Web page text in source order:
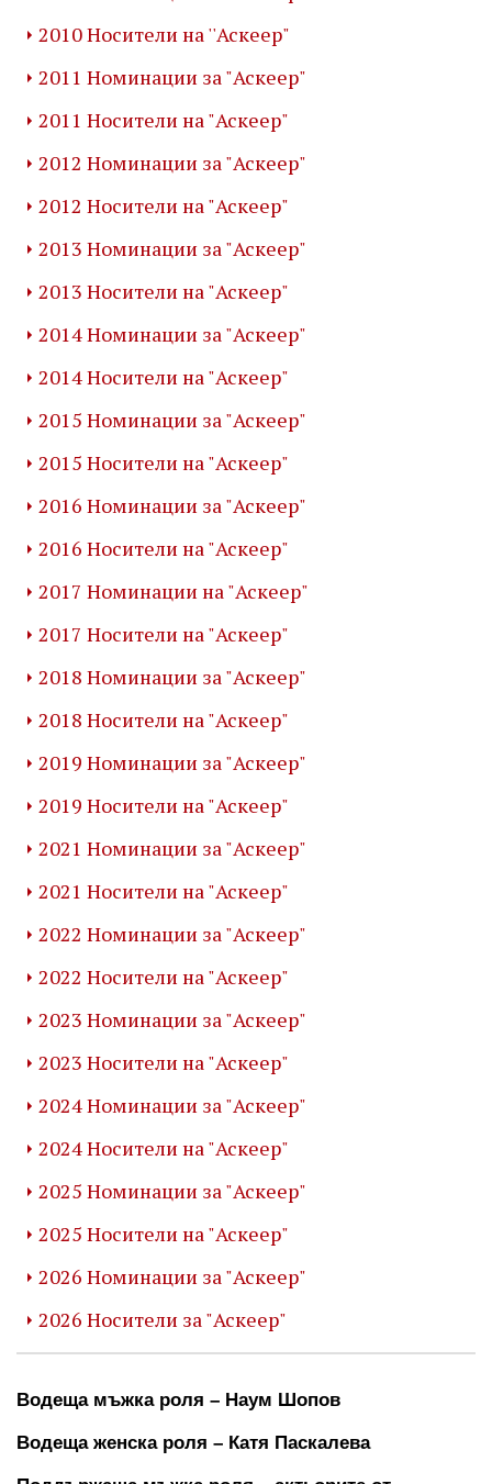
2010 Носители на ''Аскеер"
2011 Номинации за "Аскеер"
2011 Носители на "Аскеер"
2012 Номинации за "Аскеер"
2012 Носители на "Аскеер"
2013 Номинации за "Аскеер"
2013 Носители на "Аскеер"
2014 Номинации за "Аскеер"
2014 Носители на "Аскеер"
2015 Номинации за "Аскеер"
2015 Носители на "Аскеер"
2016 Номинации за "Аскеер"
2016 Носители на "Аскеер"
2017 Номинации на "Аскеер"
2017 Носители на "Аскеер"
2018 Номинации за "Аскеер"
2018 Носители на "Аскеер"
2019 Номинации за "Аскеер"
2019 Носители на "Аскеер"
2021 Номинации за "Аскеер"
2021 Носители на "Аскеер"
2022 Номинации за "Аскеер"
2022 Носители на "Аскеер"
2023 Номинации за "Аскеер"
2023 Носители на "Аскеер"
2024 Номинации за "Аскеер"
2024 Носители на "Аскеер"
2025 Номинации за "Аскеер"
2025 Носители на "Аскеер"
2026 Номинации за "Аскеер"
2026 Носители за "Аскеер"
Водеща мъжка роля – Наум Шопов
Водеща женска роля – Катя Паскалева